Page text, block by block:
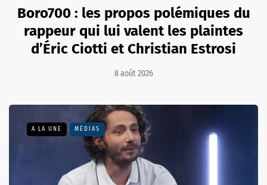
Boro700 : les propos polémiques du
rappeur qui lui valent les plaintes
d’Éric Ciotti et Christian Estrosi
8 août 2026
A LA UNE MÉDIAS